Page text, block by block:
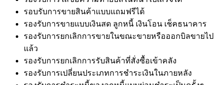
รอบรับการขายสินค้าแบบแถมฟรีได้
รองรับการขายแบบเงินสด ลูกหนี้ เงินโอน เช็คธนาคาร
รองรับการยกเลิกการขายในขณะขายหรือออกบิลขายไป
แล้ว
รองรับการยกเลิกการรับสินค้าที่สั่งซื้อเข้าคลัง
รองรับการเปลี่ยนประเภทการชำระเงินในภายหลัง